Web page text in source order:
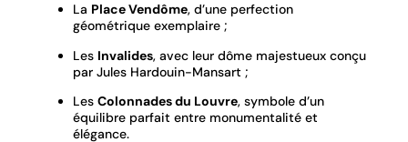
La Place Vendôme, d’une perfection
géométrique exemplaire ;
Les Invalides, avec leur dôme majestueux conçu
par Jules Hardouin-Mansart ;
Les Colonnades du Louvre, symbole d’un
équilibre parfait entre monumentalité et
élégance.